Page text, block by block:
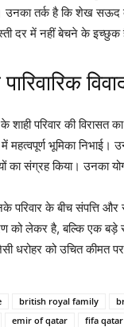
तर्क है कि शेख सऊद के
दर में नहीं बेचने के इच्छुक
शाही परिवार की
महत्वपूर्ण भूमिका
का संग्रह किया। उनका
परिवार के बीच संपत्ति
को लेकर है, बल्कि एक बड़े
धरोहर को उचित कीमत
british royal family
emir of qatar fifa qatar